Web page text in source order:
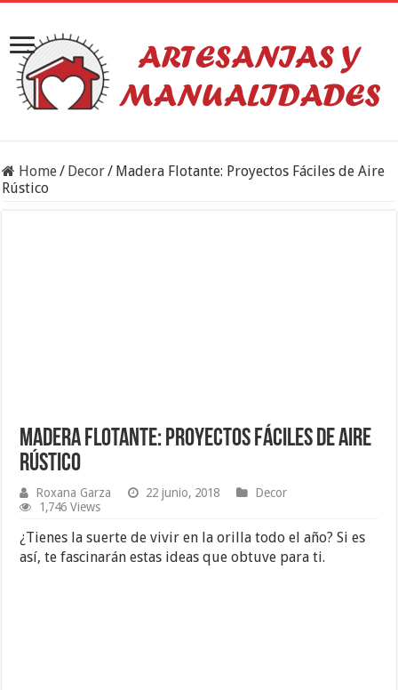
Home/ Decor/ Madera Flotante: Proyectos Fáciles de Aire
Rústico
Madera Flotante: Proyectos Fáciles de Aire
Rústico
Roxana Garza 22 junio, 2018
Decor
1,746 Views
¿Tienes la suerte de vivir en la orilla todo el año? Si es
así, te fascinarán estas ideas que obtuve para ti.